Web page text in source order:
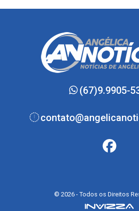
(67)9.9905-
© 2026 - Todos os Direitos